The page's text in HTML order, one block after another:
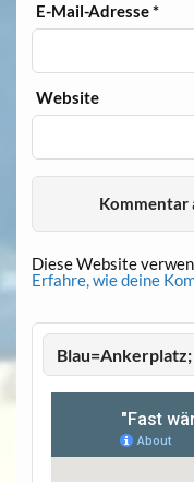
E-Mail-Adresse*
Website
Diese Website
Erfahre, wie deine